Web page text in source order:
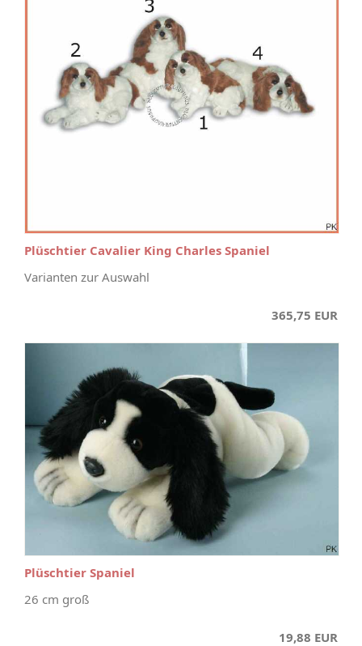
Plüschtier Cavalier King Charles Spaniel
Varianten zur Auswahl
365,75 EUR
Plüschtier Spaniel
26 cm groß
19,88 EUR